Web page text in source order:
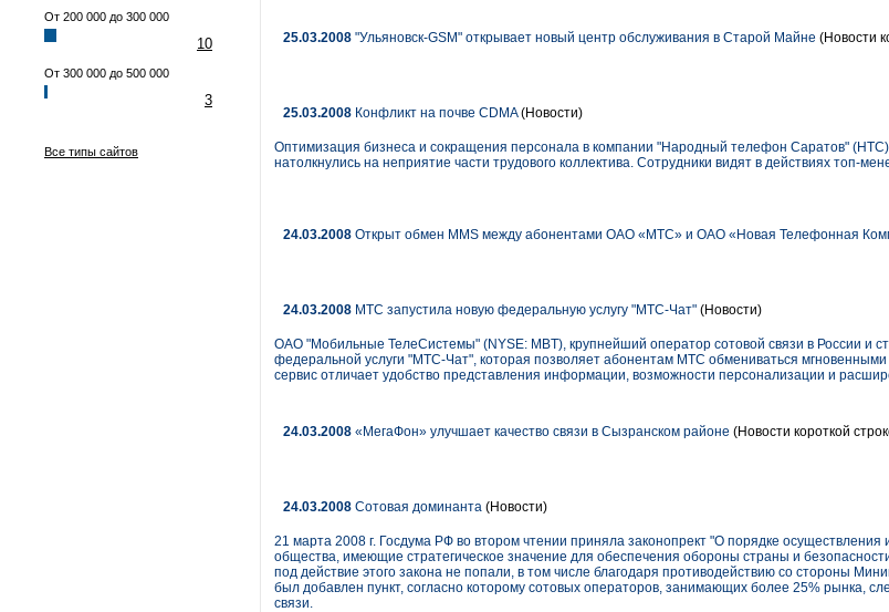
От 200 000 до 300 000
10
От 300 000 до 500 000
3
Все типы сайтов
25.03.2008 "Ульяновск-GSM" открывает новый центр обслуживания в Старой Майне (Новости
25.03.2008 Конфликт на почве CDMA(Новости)
Оптимизация бизнеса и сокращения персонала в компании "Народный телефон Саратов"
натолкнулись на неприятие части трудового коллектива. Сотрудники видят в действиях топ-
24.03.2008 Открыт обмен MMS между абонентами OAO «МТС» и ОАО «Новая Телефонная
24.03.2008 МТС запустила новую федеральную услугу "МТС-Чат" (Новости)
ОАО "Мобильные ТелеСистемы" (NYSE: MBT), крупнейший оператор сотовой связи в России и
федеральной услуги "МТС-Чат", которая позволяет абонентам МТС обмениваться
сервис отличает удобство представления информации, возможности персонализации и
24.03.2008 «МегаФон» улучшает качество связи в Сызранском районе (Новости короткой
24.03.2008 Сотовая доминанта (Новости)
21 марта 2008 г. Госдума РФ во втором чтении приняла законопрект "О порядке
общества, имеющие стратегическое значение для обеспечения обороны страны и
под действие этого закона не попали, в том числе благодаря противодействию со стороны
был добавлен пункт, согласно которому сотовых операторов, занимающих более 25% рынка,
связи.